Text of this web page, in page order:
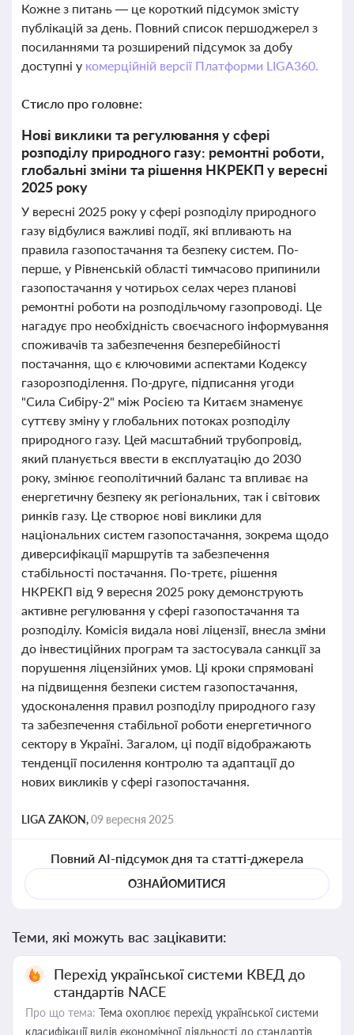
Кожне з питань — це короткий підсумок змісту
публікацій за день. Повний список першоджерел з
посиланнями та розширений підсумок за добу
доступні у комерційній версії Платформи LIGA360.
Стисло про головне:
Нові виклики та регулювання у сфері
розподілу природного газу: ремонтні роботи,
глобальні зміни та рішення НКРЕКП у вересні
2025 року
У вересні 2025 року у сфері розподілу природного
газу відбулися важливі події, які впливають на
правила газопостачання та безпеку систем. По-
перше, у Рівненській області тимчасово припинили
газопостачання у чотирьох селах через планові
ремонтні роботи на розподільчому газопроводі. Це
нагадує про необхідність своєчасного інформування
споживачів та забезпечення безперебійності
постачання, що є ключовими аспектами Кодексу
газорозподілення. По-друге, підписання угоди
"Сила Сибіру-2" між Росією та Китаєм знаменує
суттєву зміну у глобальних потоках розподілу
природного газу. Цей масштабний трубопровід,
який планується ввести в експлуатацію до 2030
року, змінює геополітичний баланс та впливає на
енергетичну безпеку як регіональних, так і світових
ринків газу. Це створює нові виклики для
національних систем газопостачання, зокрема щодо
диверсифікації маршрутів та забезпечення
стабільності постачання. По-третє, рішення
НКРЕКП від 9 вересня 2025 року демонструють
активне регулювання у сфері газопостачання та
розподілу. Комісія видала нові ліцензії, внесла зміни
до інвестиційних програм та застосувала санкції за
порушення ліцензійних умов. Ці кроки спрямовані
на підвищення безпеки систем газопостачання,
удосконалення правил розподілу природного газу
та забезпечення стабільної роботи енергетичного
сектору в Україні. Загалом, ці події відображають
тенденції посилення контролю та адаптації до
нових викликів у сфері газопостачання.
LIGA ZAKON,09 вересня 2025
Повний AI-підсумок дня та статті-джерела
ОЗНАЙОМИТИСЯ
Теми, які можуть вас зацікавити:
Перехід української системи КВЕД до
стандартів NACE
Про що тема: Тема охоплює перехід української системи
класифікації видів економічної діяльності до стандартів